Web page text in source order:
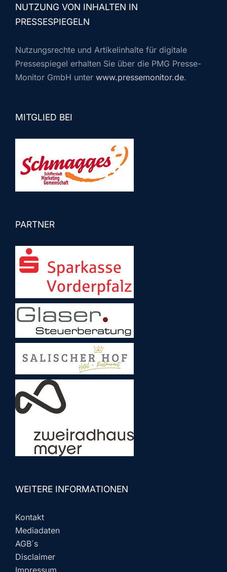
NUTZUNG VON INHALTEN IN
PRESSESPIEGELN
Nutzungsrechte und Artikelinhalte für digitale
Pressespiegel erhalten Sie über die PMG Presse-
Monitor GmbH unter www.pressemonitor.de.
MITGLIED BEI
PARTNER
WEITERE INFORMATIONEN
Kontakt
Mediadaten
AGB´s
Disclaimer
Impressum